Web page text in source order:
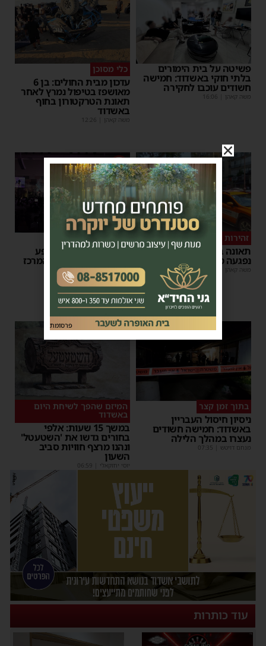
פשיטה על בית הימורים
בלתי חוקי באשדוד: חמישה
חשודים עוכבו לחקירה
משה קאהן 16:06
כלי מסוכן
עדכון מבית החולים: בן 6
מאושפז בטיפול נמרץ לאחר
תאונת הטרקטורון בחוף
באשדוד
משה קאהן 12:26
זהירות בדרכים
תאונה באשדוד: הולכת רגל
נפגעה מרכב חולף
משה קאהן
1
הצלחה מסחררת למופע
סיום בין הזמנים של 'המרכז
למורשת' ו'מהות'
משה קאהן |
09:34
בתוך זמן קצר
ניסיון חיסול העבריין
באשדוד: חמישה חשודים
נעצרו במהלך הלילה
מנחם דויטש 07:35
המיזם שהפך לשיחת היום
באשדוד
במשך 15 שעות: אלפי
בחורים גדשו את 'השטעטל'
ונהנו מרצף חוויות סביב
השעון
יוסי יחזקאלי 06:59
עוד כותרות
פרסומת